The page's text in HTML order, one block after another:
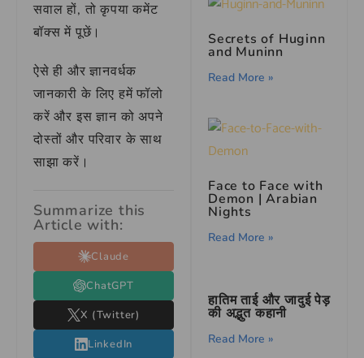
सवाल हों, तो कृपया कमेंट
बॉक्स में पूछें।
ऐसे ही और ज्ञानवर्धक
जानकारी के लिए हमें फॉलो
करें और इस ज्ञान को अपने
दोस्तों और परिवार के साथ
साझा करें।
Summarize this
Article with:
Claude
ChatGPT
X (Twitter)
LinkedIn
Secrets of Huginn
and Muninn
Read More »
Face to Face with
Demon | Arabian
Nights
Read More »
हातिम ताई और जादुई पेड़
की अद्भुत कहानी
Read More »